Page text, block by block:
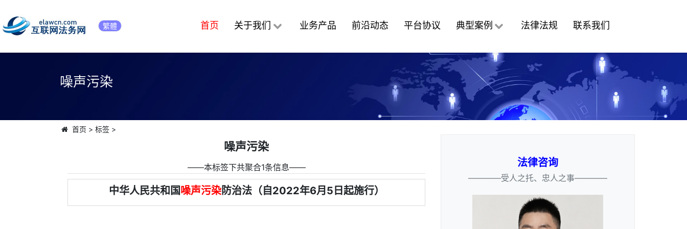
繁體 首页 关于我们 业务产品 前沿动态 平台协议 典型案例 法律法规 联系我们
噪声污染
首页 > 标签>
噪声污染
――本标签下共聚合1条信息――
中华人民共和国噪声污染防治法（自2022年6月5日起施行）
法律咨询
————受人之托、忠人之事————